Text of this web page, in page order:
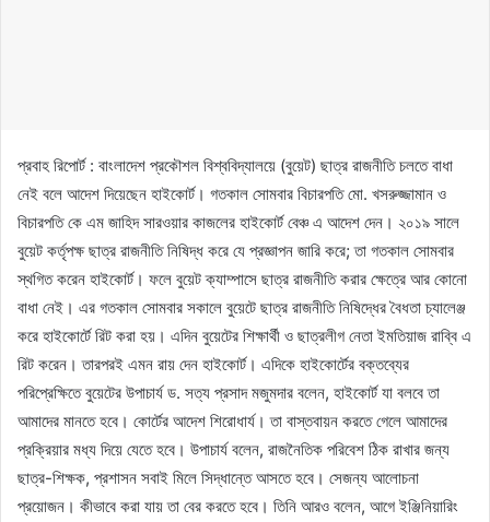
প্রবাহ রিপোর্ট : বাংলাদেশ প্রকৌশল বিশ্ববিদ্যালয়ে (বুয়েট) ছাত্র রাজনীতি চলতে বাধা
নেই বলে আদেশ দিয়েছেন হাইকোর্ট। গতকাল সোমবার বিচারপতি মো. খসরুজ্জামান ও
বিচারপতি কে এম জাহিদ সারওয়ার কাজলের হাইকোর্ট বেঞ্চ এ আদেশ দেন। ২০১৯ সালে
বুয়েট কর্তৃপক্ষ ছাত্র রাজনীতি নিষিদ্ধ করে যে প্রজ্ঞাপন জারি করে; তা গতকাল সোমবার
স্থগিত করেন হাইকোর্ট। ফলে বুয়েট ক্যাম্পাসে ছাত্র রাজনীতি করার ক্ষেত্রে আর কোনো
বাধা নেই। এর গতকাল সোমবার সকালে বুয়েটে ছাত্র রাজনীতি নিষিদ্ধের বৈধতা চ্যালেঞ্জ
করে হাইকোর্টে রিট করা হয়। এদিন বুয়েটের শিক্ষার্থী ও ছাত্রলীগ নেতা ইমতিয়াজ রাব্বি এ
রিট করেন। তারপরই এমন রায় দেন হাইকোর্ট। এদিকে হাইকোর্টের বক্তব্যের
পরিপ্রেক্ষিতে বুয়েটের উপাচার্য ড. সত্য প্রসাদ মজুমদার বলেন, হাইকোর্ট যা বলবে তা
আমাদের মানতে হবে। কোর্টের আদেশ শিরোধার্য। তা বাস্তবায়ন করতে গেলে আমাদের
প্রক্রিয়ার মধ্য দিয়ে যেতে হবে। উপাচার্য বলেন, রাজনৈতিক পরিবেশ ঠিক রাখার জন্য
ছাত্র-শিক্ষক, প্রশাসন সবাই মিলে সিদ্ধান্তে আসতে হবে। সেজন্য আলোচনা
প্রয়োজন। কীভাবে করা যায় তা বের করতে হবে। তিনি আরও বলেন, আগে ইঞ্জিনিয়ারিং